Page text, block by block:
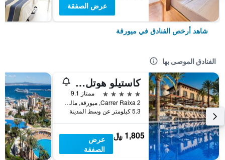
عرض الصفقة
شاهد أرخص الفنادق في ميورقة
الفنادق الموصى بها
كاستيلو هوتل سون فيدا، إيه لاكشري كوليكشن هوتل، مالوركا
5 نجوم
ممتاز 9.1
Carrer Raixa 2, ميورقة, مالوركا, أسبانيا
5.3 كيلومتر عن وسط المدينة
1,805 ﷼
عرض
الصفقة